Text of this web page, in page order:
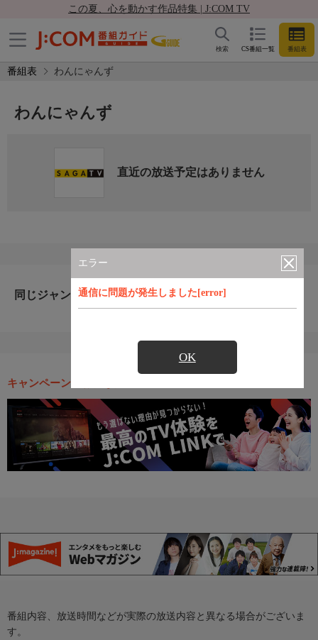
この夏、心を動かす作品特集 | J:COM TV
CS番組一覧 番組表
検索
番組表 わんにゃんず
エラー
通信に問題が発生しました[error]
OK
わんにゃんず
直近の放送予定はありません
同じジャンルのおすすめ番組
キャンペーン・お得な情報
番組内容、放送時間などが実際の放送内容と異なる場合がございま
す。